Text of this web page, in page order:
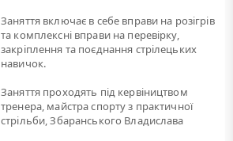
Заняття включає в себе вправи на розігрів
та комплексні вправи на перевірку,
закріплення та поєднання стрілецьких
навичок.
Заняття проходять під кервіництвом
тренера, майстра спорту з практичної
стрільби, Збаранського Владислава